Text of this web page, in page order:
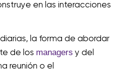
en las interacciones
la forma de abordar
de los managers y del
reunión o el